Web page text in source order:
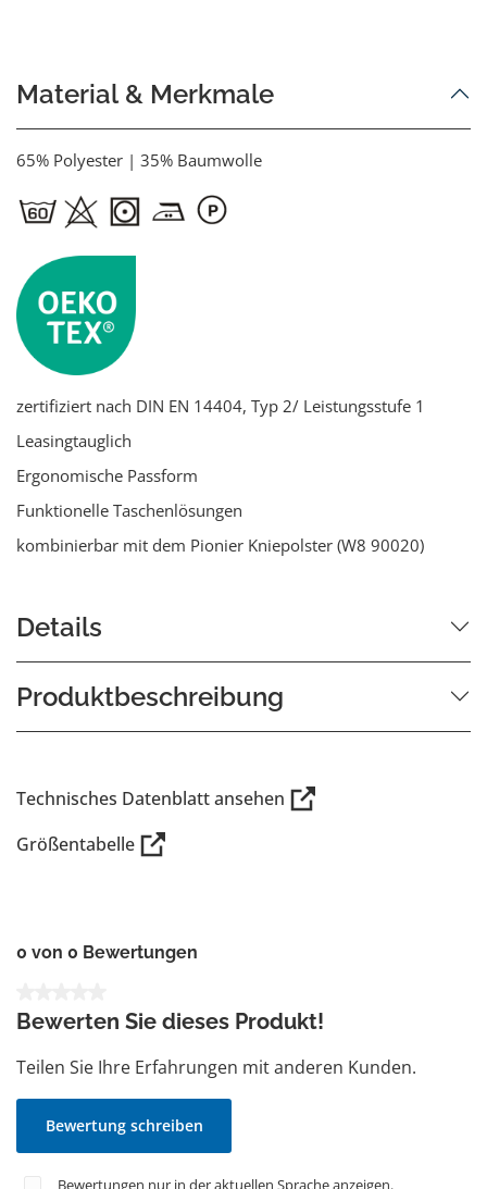
Material & Merkmale
65% Polyester | 35% Baumwolle
zertifiziert nach DIN EN 14404, Typ 2/ Leistungsstufe 1
Leasingtauglich
Ergonomische Passform
Funktionelle Taschenlösungen
kombinierbar mit dem Pionier Kniepolster (W8 90020)
Details
Produktbeschreibung
Technisches Datenblatt ansehen
Größentabelle
0 von 0 Bewertungen
Bewerten Sie dieses Produkt!
Teilen Sie Ihre Erfahrungen mit anderen Kunden.
Bewertung schreiben
Bewertungen nur in der aktuellen Sprache anzeigen.